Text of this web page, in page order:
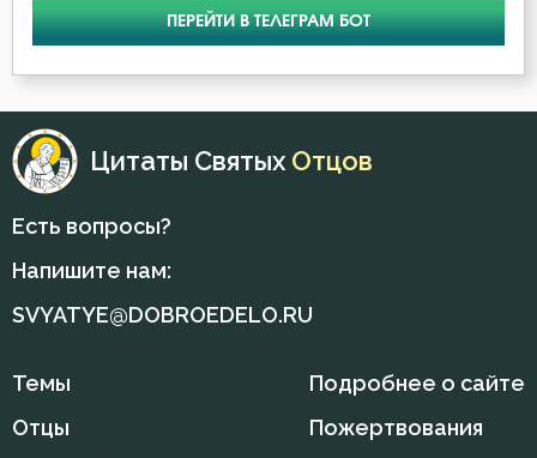
ПЕРЕЙТИ В ТЕЛЕГРАМ БОТ
Цитаты Святых Отцов
Есть вопросы?
Напишите нам:
SVYATYE@DOBROEDELO.RU
Темы
Отцы
Подробнее о сайте
Пожертвования